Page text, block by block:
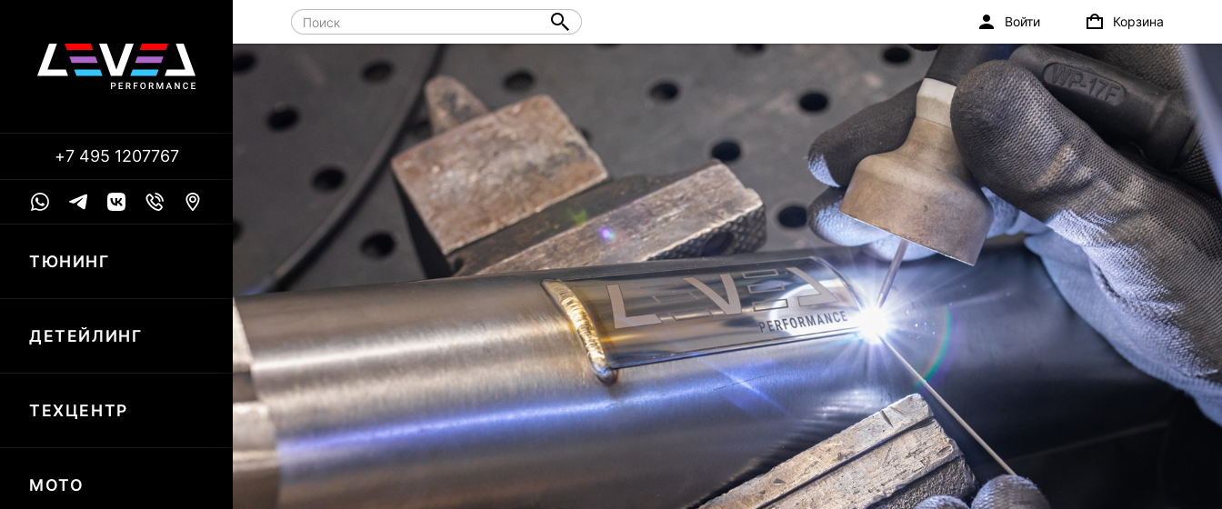
+7 495 1207767
ТЮНИНГ
ДЕТЕЙЛИНГ
ТЕХЦЕНТР
МОТО
Войти Корзина